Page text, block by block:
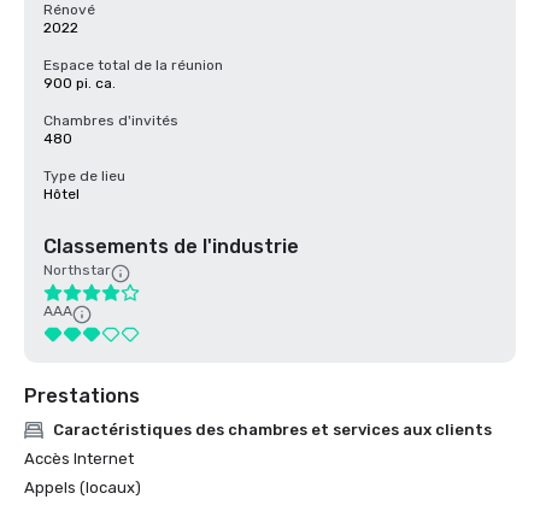
Rénové
2022
Espace total de la réunion
900 pi. ca.
Chambres d'invités
480
Type de lieu
Hôtel
Classements de l'industrie
Northstar
AAA
Prestations
Caractéristiques des chambres et services aux clients
Accès Internet
Appels (locaux)